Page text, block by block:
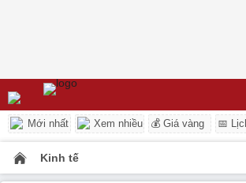
Mới nhất Xem nhiều 💰 Giá vàng 📅
Kinh tế